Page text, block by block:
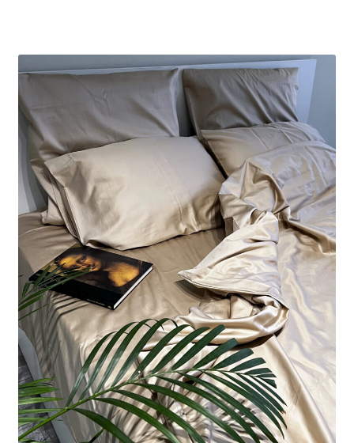
Опции
можно
выбрать
на
странице
товара.